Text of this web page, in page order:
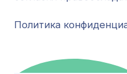
Политика